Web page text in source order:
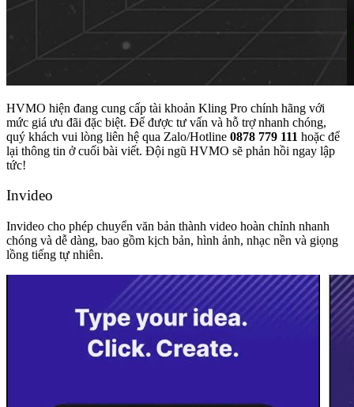
HVMO hiện đang cung cấp tài khoản Kling Pro chính hãng với
mức giá ưu đãi đặc biệt. Để được tư vấn và hỗ trợ nhanh chóng,
quý khách vui lòng liên hệ qua Zalo/Hotline 0878 779 111 hoặc để
lại thông tin ở cuối bài viết. Đội ngũ HVMO sẽ phản hồi ngay lập
tức!
Invideo
Invideo cho phép chuyển văn bản thành video hoàn chỉnh nhanh
chóng và dễ dàng, bao gồm kịch bản, hình ảnh, nhạc nền và giọng
lồng tiếng tự nhiên.